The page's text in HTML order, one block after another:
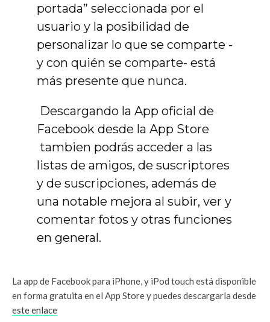
portada” seleccionada por el
usuario y la posibilidad de
personalizar lo que se comparte -
y con quién se comparte- está
más presente que nunca.
Descargando la App oficial de
Facebook desde la App Store
tambien podrás acceder a las
listas de amigos, de suscriptores
y de suscripciones, además de
una notable mejora al subir, ver y
comentar fotos y otras funciones
en general.
La app de Facebook para iPhone, y iPod touch está disponible
en forma gratuita en el App Store y puedes descargarla desde
este enlace